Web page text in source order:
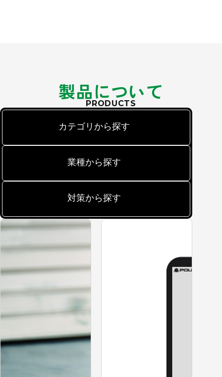
製品について
PRODUCTS
カテゴリから探す
業種から探す
対策から探す